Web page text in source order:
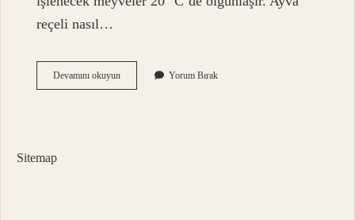
reçeli nasıl…
Devamını okuyunAyva
Kararmadan
Yorum Bırak
Sitemap